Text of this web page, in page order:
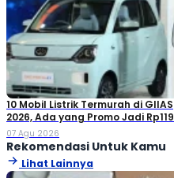
10 Mobil Listrik Termurah di GIIAS
2026, Ada yang Promo Jadi Rp119
Jutaan!
07 Agu 2026
Rekomendasi Untuk Kamu
Lihat Lainnya